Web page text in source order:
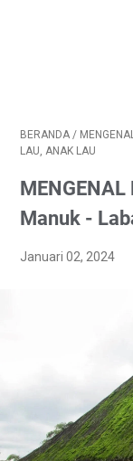
BERANDA /
LAU, ANAK LAU
MENGENAL
Manuk -
Januari 02, 2024